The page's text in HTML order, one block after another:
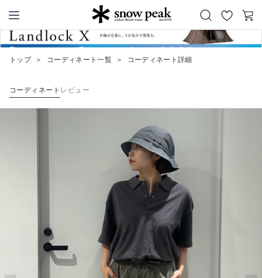
Snow Peak
お
気
カ
トップ ＞ コーディネート一覧 ＞ コーディネート詳細
コーディネート レビュー